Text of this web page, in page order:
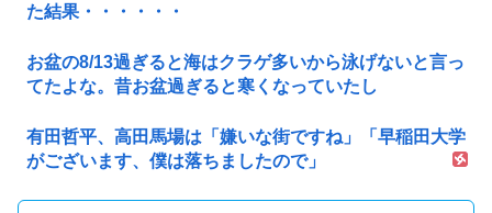
た結果・・・・・・
お盆の8/13過ぎると海はクラゲ多いから泳げないと言っ
てたよな。昔お盆過ぎると寒くなっていたし
有田哲平、高田馬場は「嫌いな街ですね」「早稲田大学
がございます、僕は落ちましたので」